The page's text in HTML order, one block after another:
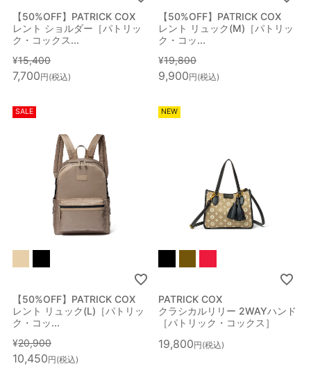
【50%OFF】PATRICK COX
レント ショルダー［パトリッ
ク・コックス...
¥15,400
7,700 税込
【50%OFF】PATRICK COX
レント リュック(M)［パトリッ
ク・コッ...
¥19,800
9,900 税込
SALE
【50%OFF】PATRICK COX
レント リュック(L)［パトリッ
ク・コッ...
¥20,900
10,450 税込
NEW
PATRICK COX
クラシカルリリー 2WAYハンド
［パトリック・コックス］
19,800 税込